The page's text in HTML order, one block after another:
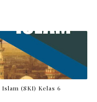
(SKI) Kelas 6